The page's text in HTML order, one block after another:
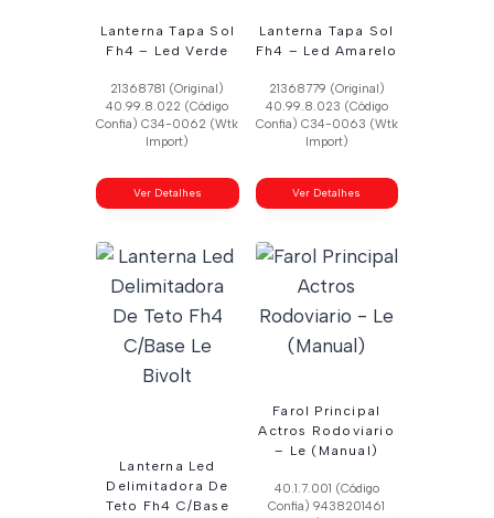
Lanterna Tapa Sol
Fh4 – Led Verde
21368781 (Original)
40.99.8.022 (Código
Confia) C34-0062 (Wtk
Import)
Ver Detalhes
Lanterna Tapa Sol
Fh4 – Led Amarelo
21368779 (Original)
40.99.8.023 (Código
Confia) C34-0063 (Wtk
Import)
Ver Detalhes
Lanterna Led
Delimitadora De
Teto Fh4 C/Base
Farol Principal
Actros Rodoviario
– Le (Manual)
40.1.7.001 (Código
Confia) 9438201461